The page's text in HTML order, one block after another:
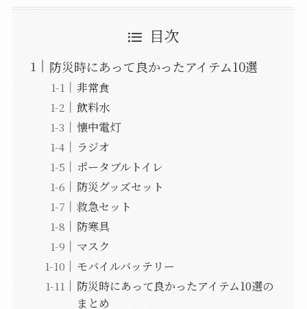
目次
防災時にあって良かったアイテム10選
非常食
飲料水
懐中電灯
ラジオ
ポータブルトイレ
防災グッズセット
救急セット
防寒具
マスク
モバイルバッテリー
防災時にあって良かったアイテム10選の
まとめ